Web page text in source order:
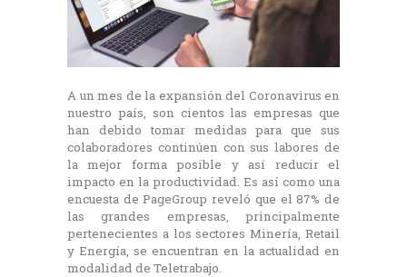
A un mes de la expansión del Coronavirus en
nuestro país, son cientos las empresas que
han debido tomar medidas para que sus
colaboradores continúen con sus labores de
la mejor forma posible y así reducir el
impacto en la productividad. Es así como una
encuesta de PageGroup reveló que el 87% de
las grandes empresas, principalmente
pertenecientes a los sectores Minería, Retail
y Energía, se encuentran en la actualidad en
modalidad de Teletrabajo.